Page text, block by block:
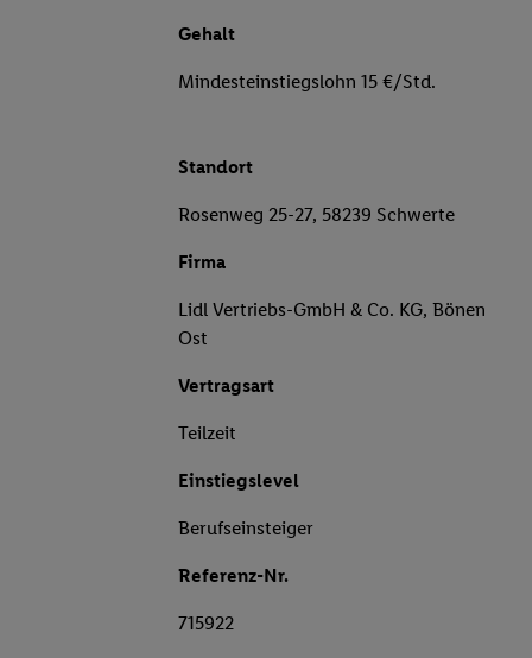
Gehalt
Mindesteinstiegslohn 15 €/Std.
Standort
Rosenweg 25-27, 58239 Schwerte
Firma
Lidl Vertriebs-GmbH & Co. KG, Bönen
Ost
Vertragsart
Teilzeit
Einstiegslevel
Berufseinsteiger
Referenz-Nr.
715922